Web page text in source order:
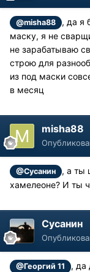
@misha88
, да я
маску, я не
не зарабатываю
строю для
из под маски
в месяц
misha88
@Сусанин
, а ты
хамелеоне? И ты
Сусанин
@Георгий 11
, да